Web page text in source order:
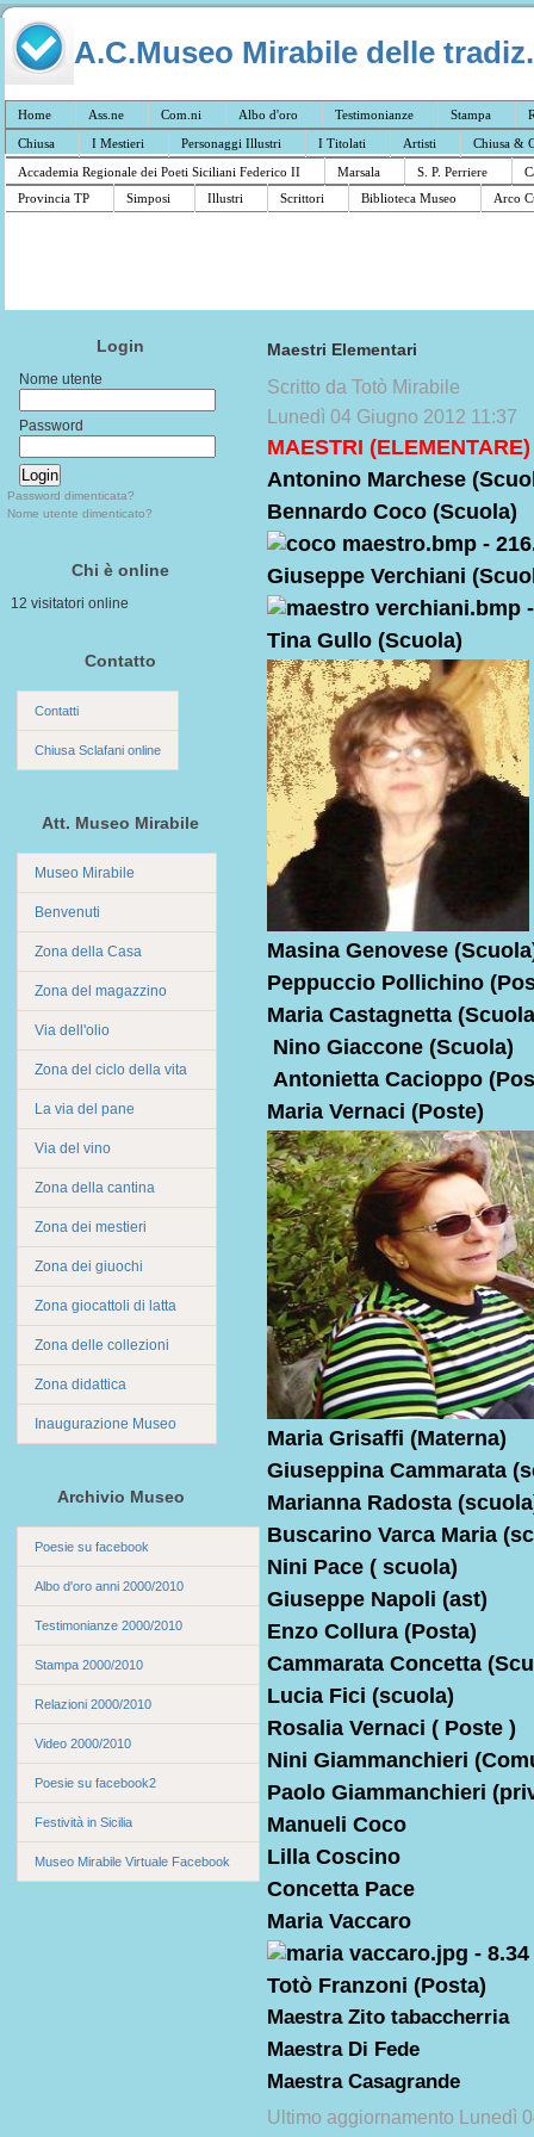
A.C.Museo Mirabile delle
Home Ass.ne Com.ni Albo d'oro Testimonianze Stampa
Chiusa
I Mestieri Personaggi Illustri I Titolati Artisti
Chiusa &
Accademia Regionale dei Poeti Siciliani Federico II
Marsala S. P. Perriere
Provincia TP
Simposi Illustri Scrittori Biblioteca Museo Arco
Login
Nome utente
Password
Password dimenticata?
Nome utente dimenticato?
Chi è online
12 visitatori online
Contatto
Contatti
Chiusa Sclafani online
Att. Museo Mirabile
Museo Mirabile
Benvenuti
Zona della Casa
Zona del magazzino
Via dell'olio
Zona del ciclo della vita
La via del pane
Via del vino
Zona della cantina
Zona dei mestieri
Zona dei giuochi
Zona giocattoli di latta
Zona delle collezioni
Zona didattica
Inaugurazione Museo
Archivio Museo
Poesie su facebook
Albo d'oro anni 2000/2010
Testimonianze 2000/2010
Stampa 2000/2010
Relazioni 2000/2010
Video 2000/2010
Poesie su facebook2
Festività in Sicilia
Museo Mirabile Virtuale Facebook
Maestri Elementari
Scritto da Totò Mirabile
Lunedì 04 Giugno 2012 11:37
MAESTRI (ELEMENTARE)
Antonino Marchese
Bennardo Coco (Scuola)
Giuseppe Verchiani
Tina Gullo (Scuola)
Masina Genovese
Peppuccio Pollichino
Maria Castagnetta
Nino Giaccone (Scuola)
Antonietta Cacioppo
Maria Vernaci (Poste)
Maria Grisaffi (Materna)
Giuseppina Cammarata
Marianna Radosta
Buscarino Varca Maria
Nini Pace ( scuola)
Giuseppe Napoli (ast)
Enzo Collura (Posta)
Cammarata Concetta
Lucia Fici (scuola)
Rosalia Vernaci ( Poste )
Nini Giammanchieri
Paolo Giammanchieri
Manueli Coco
Lilla Coscino
Concetta Pace
Maria Vaccaro
Totò Franzoni (Posta)
Maestra Zito tabaccherria
Maestra Di Fede
Maestra Casagrande
Ultimo aggiornamento Lunedì